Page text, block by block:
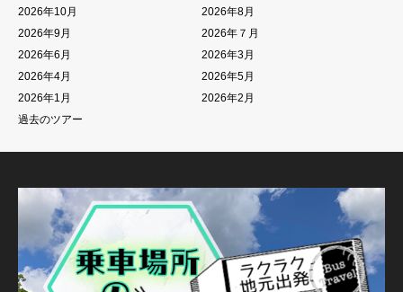
2026年10月
2026年8月
2026年9月
2026年７月
2026年6月
2026年3月
2026年4月
2026年5月
2026年1月
2026年2月
過去のツアー